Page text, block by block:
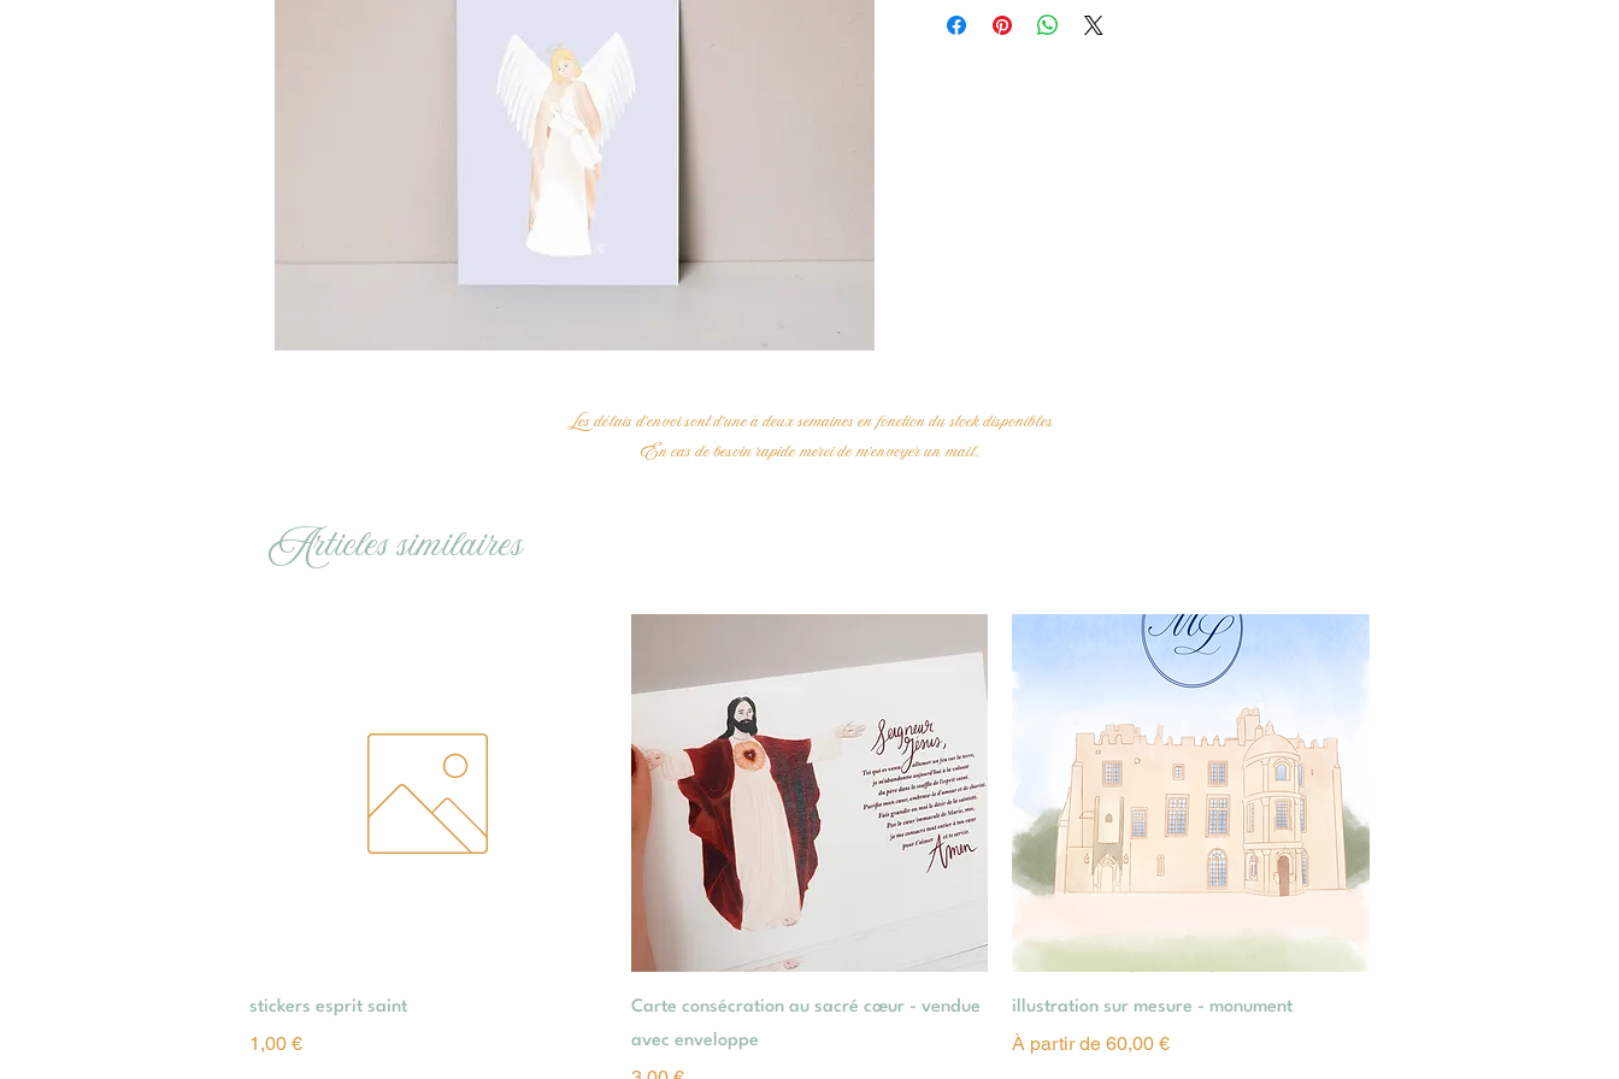
Les délais d'envoi sont d'une à deux semaines en fonction du stock disponibles
En cas de besoin rapide merci de m'envoyer un mail.
Articles similaires
Aperçu rapide
stickers esprit saint
Prix
1,00 €
Aperçu rapide
Carte consécration au sacré cœur - vendue
avec enveloppe
Aperçu rapide
illustration sur mesure - monument
À partir de60,00 €
Prix promotionnel